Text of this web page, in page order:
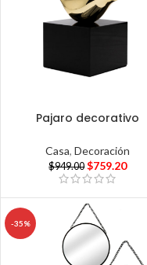
Pajaro decorativo
Casa,Decoración
$949.00 $759.20
-35%